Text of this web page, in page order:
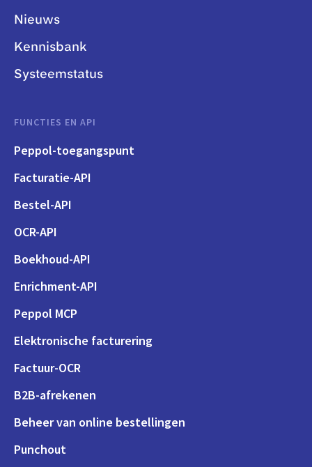
Nieuws
Kennisbank
Systeemstatus
FUNCTIES EN API
Peppol-toegangspunt
Facturatie-API
Bestel-API
OCR-API
Boekhoud-API
Enrichment-API
Peppol MCP
Elektronische facturering
Factuur-OCR
B2B-afrekenen
Beheer van online bestellingen
Punchout